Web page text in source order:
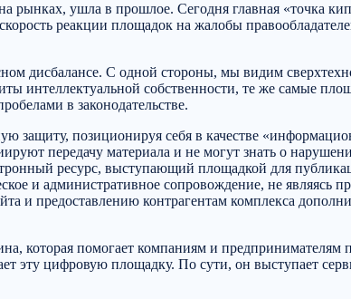
рынках, ушла в прошлое. Сегодня главная «точка
реакции площадок на жалобы
дисбалансе. С одной стороны, мы видим
интеллектуальной собственности, те же самые
в законодательстве.
позиционируя себя в качестве
передачу материала и не могут знать о
ресурс, выступающий площадкой для
и административное сопровождение, не
и предоставлению контрагентам комплекса
которая помогает компаниям и
эту цифровую площадку. По сути, он выступает